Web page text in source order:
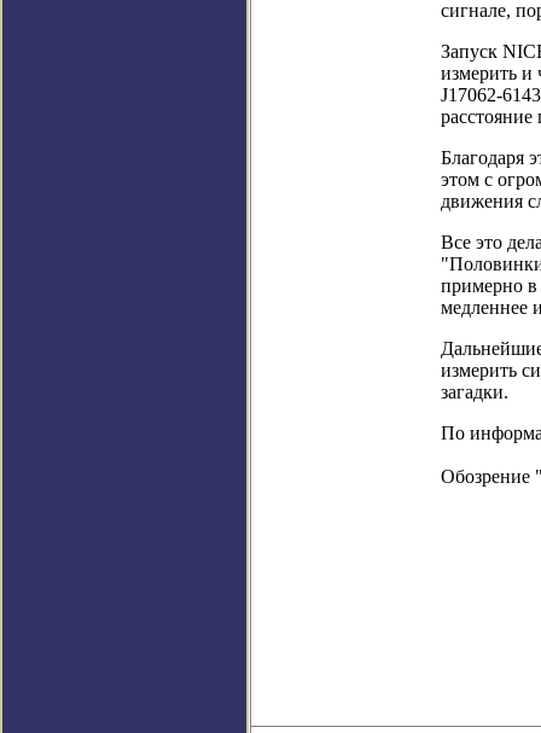
сигнале,
Запуск
измерить и
J17062-
Благодаря
этом с
движения
Все это
примерно в
медленнее
измерить
загадки.
По
Обозрение